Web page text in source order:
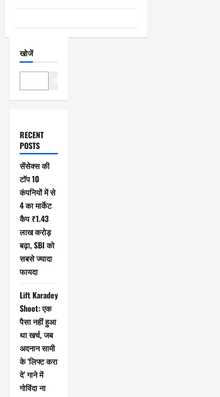
खोजें
RECENT
POSTS
सेंसेक्स की
टॉप 10
कंपनियों में से
4 का मार्केट
कैप ₹1.43
लाख करोड़
बढ़ा, SBI को
सबसे ज्यादा
फायदा
Lift Karadey
Shoot: एक
पैसा नहीं हुआ
था खर्च, जब
अदनान सामी
के ‘लिफ्ट करा
दे’ गाने में
गोविंदा ना